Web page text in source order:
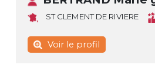
ST CLEMENT DE RIVIERE
Voir le profil